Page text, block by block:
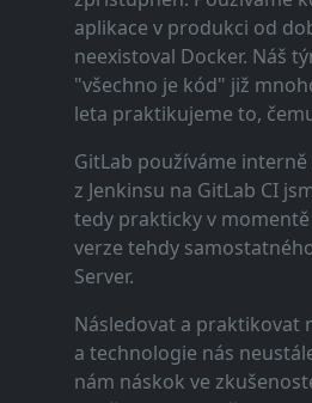
aplikace v produkci od
neexistoval Docker. Náš
"všechno je kód" již
leta praktikujeme to,
GitLab používáme
z Jenkinsu na GitLab CI
tedy prakticky v
verze tehdy
Server.
Následovat a praktikovat
a technologie nás
nám náskok ve